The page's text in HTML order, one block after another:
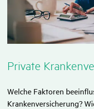
Private
Welche Faktoren
Krankenversicherung?